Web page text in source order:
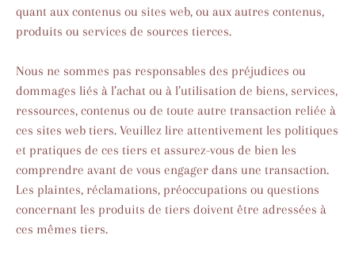
quant aux contenus ou sites web, ou aux autres contenus,
produits ou services de sources tierces.
Nous ne sommes pas responsables des préjudices ou
dommages liés à l’achat ou à l’utilisation de biens, services,
ressources, contenus ou de toute autre transaction reliée à
ces sites web tiers. Veuillez lire attentivement les politiques
et pratiques de ces tiers et assurez-vous de bien les
comprendre avant de vous engager dans une transaction.
Les plaintes, réclamations, préoccupations ou questions
concernant les produits de tiers doivent être adressées à
ces mêmes tiers.